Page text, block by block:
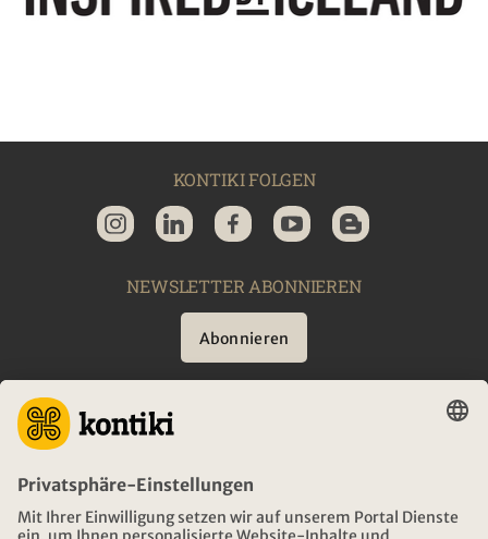
KONTIKI FOLGEN
NEWSLETTER ABONNIEREN
Abonnieren
BERATUNG
NOTFALL AUF REISEN
ÖFFNUNGSZEITEN KONTIKI REISEN